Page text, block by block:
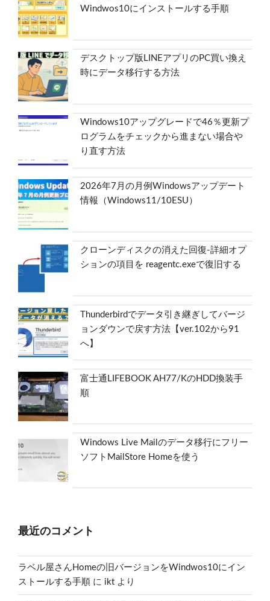
Windwos10にインストールする手順
デスクトップ版LINEアプリのPC買い換え
時にデータ移行する方法
Windows10アップグレードで46％更新プ
ログラムをチェックから進まない場合や
り直す方法
2026年7月の月例Windowsアップデート
情報（Windows11/10ESU）
クローンディスクの消えた回復-詳細オプ
ションの項目を reagentc.exeで復旧する
Thunderbirdでデータ引き継ぎしてバージ
ョンダウンで戻す方法【ver.102から91
へ】
富士通LIFEBOOK AH77/KのHDD換装手
順
Windows Live Mailのデータ移行にフリー
ソフトMailStore Homeを使う
最近のコメント
ラベル屋さんHomeの旧バージョンをWindwos10にイン
ストールする手順 に ikt より